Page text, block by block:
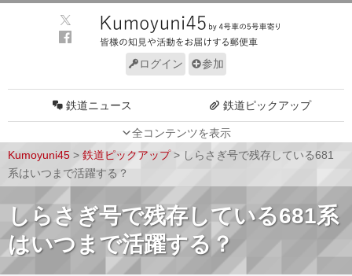
ログイン 参加
全コンテンツを表示
鉄道ニュース 鉄道ピックアップ
車両技術
Kumoyuni45 > 鉄道ピックアップ> しらさぎ号で残存している681
系はいつまで活躍する？
しらさぎ号で残存している681系
はいつまで活躍する？